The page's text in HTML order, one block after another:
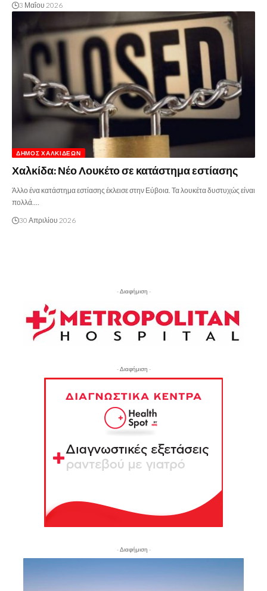
3 Μαΐου 2026
ΔΉΜΟΣ ΧΑΛΚΙΔΈΩΝ
Χαλκίδα: Νέο Λουκέτο σε κατάστημα εστίασης
Άλλο ένα κατάστημα εστίασης έκλεισε στην Εύβοια. Τα λουκέτα δυστυχώς είναι
πολλά.…
30 Απριλίου 2026
- Διαφήμιση -
- Διαφήμιση -
- Διαφήμιση -